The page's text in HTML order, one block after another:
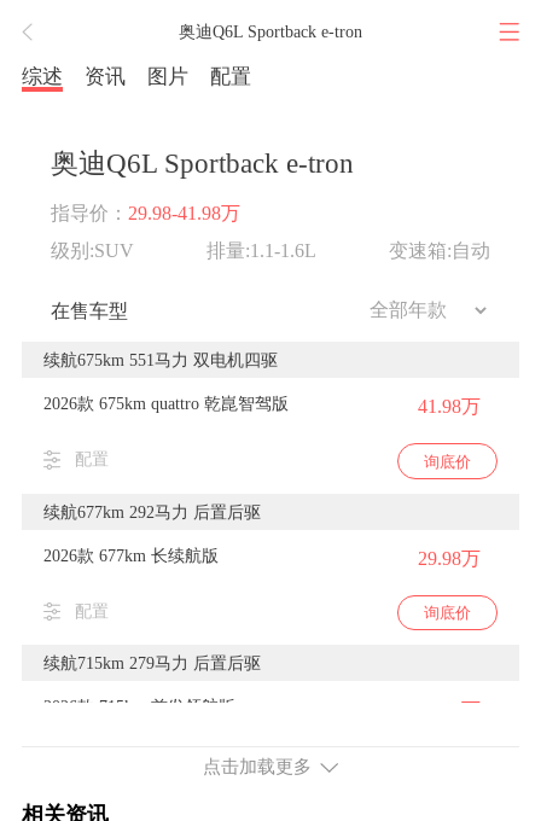
奥迪Q6L Sportback e-tron
综述 资讯 图片 配置
奥迪Q6L Sportback e-tron
指导价： 29.98-41.98万
级别:SUV
排量:1.1-1.6L 变速箱:自动
在售车型
续航675km 551马力 双电机四驱
2026款 675km quattro 乾崑智驾版 41.98万
配置 询底价
续航677km 292马力 后置后驱
2026款 677km 长续航版 29.98万
配置 询底价
续航715km 279马力 后置后驱
2026款 715km 首发领航版 41.98万
2026款 715km 超长续航 乾崑智驾版
点击加载更多
相关资讯